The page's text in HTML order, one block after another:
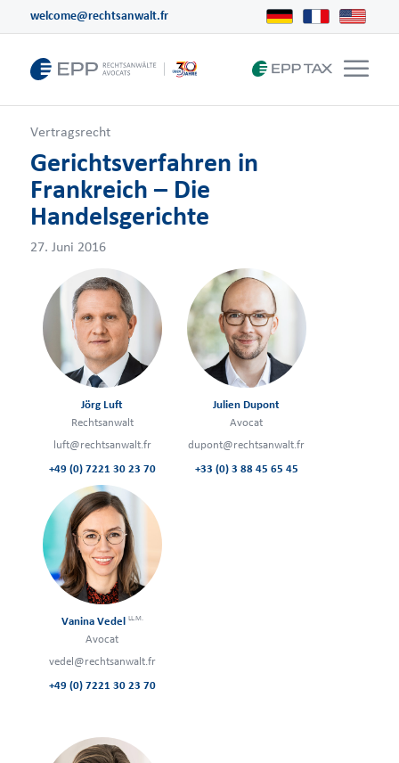
welcome@rechtsanwalt.fr
Vertragsrecht
Gerichtsverfahren in
Frankreich – Die
Handelsgerichte
Jörg Luft
Rechtsanwalt
luft@rechtsanwalt.fr
+49 (0) 7221 30 23 70
Julien Dupont
Avocat
dupont@rechtsanwalt.fr
+33 (0) 3 88 45 65 45
Vanina Vedel LL.M.
Avocat
vedel@rechtsanwalt.fr
+49 (0) 7221 30 23 70
27. Juni 2016